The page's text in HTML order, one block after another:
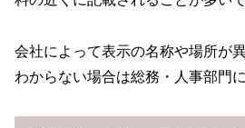
会社によって表示の名称や場所が
わからない場合は総務・人事部門